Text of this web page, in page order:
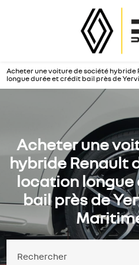
Acheter une voiture de société
longue durée et crédit bail près de
Acheter une
hybride Renault
location
bail près de
Rechercher
Panneau de gestion des cookies